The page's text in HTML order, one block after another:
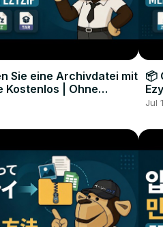
Sie eine Archivdatei mit
Kostenlos | Ohne
📦
Jul